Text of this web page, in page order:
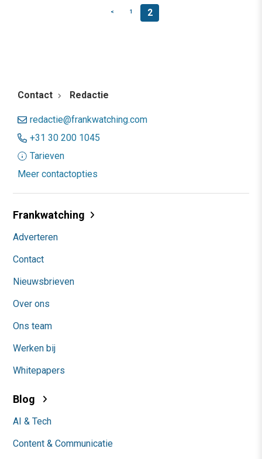
< 1 2
Contact Redactie
redactie@frankwatching.com
+31 30 200 1045
Tarieven
Meer contactopties
Frankwatching
Adverteren
Contact
Nieuwsbrieven
Over ons
Ons team
Werken bij
Whitepapers
Blog
AI & Tech
Content & Communicatie